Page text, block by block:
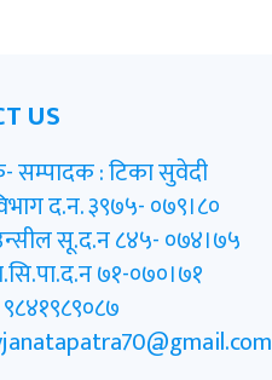
US
सम्पादक : टिका सुवेदी
द.न. ३९७५- ०७९।८०
सू.द.न ८४५- ०७४।७५
७१-०७०।७१